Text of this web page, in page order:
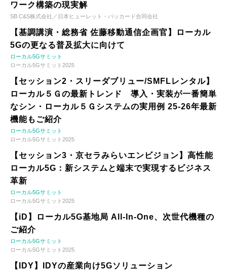
ワーク構築の現実解
SB C&S株式会社／日本ヒューレット・パッカード合同会社
【基調講演・総務省 佐藤移動通信企画官】ローカル
5Gの更なる普及拡大に向けて
ローカル5Gサミット
ローカル5Gサミット2025
【セッション2・スリーダブリュー/SMFLレンタル】
ローカル５Ｇの最新トレンド 導入・実装が一番簡単
なシン・ローカル５Ｇシステムの実用例 25-26年最新
機能もご紹介
ローカル5Gサミット
ローカル5Gサミット2025
【セッション3・京セラみらいエンビジョン】高性能
ローカル5G：新システムと端末で実現するビジネス
革新
ローカル5Gサミット
ローカル5Gサミット2025
【iD】ローカル5G基地局 All-In-One、次世代機種の
ご紹介
ローカル5Gサミット
ローカル5Gサミット2025
【IDY】IDYの産業向け5Gソリューション